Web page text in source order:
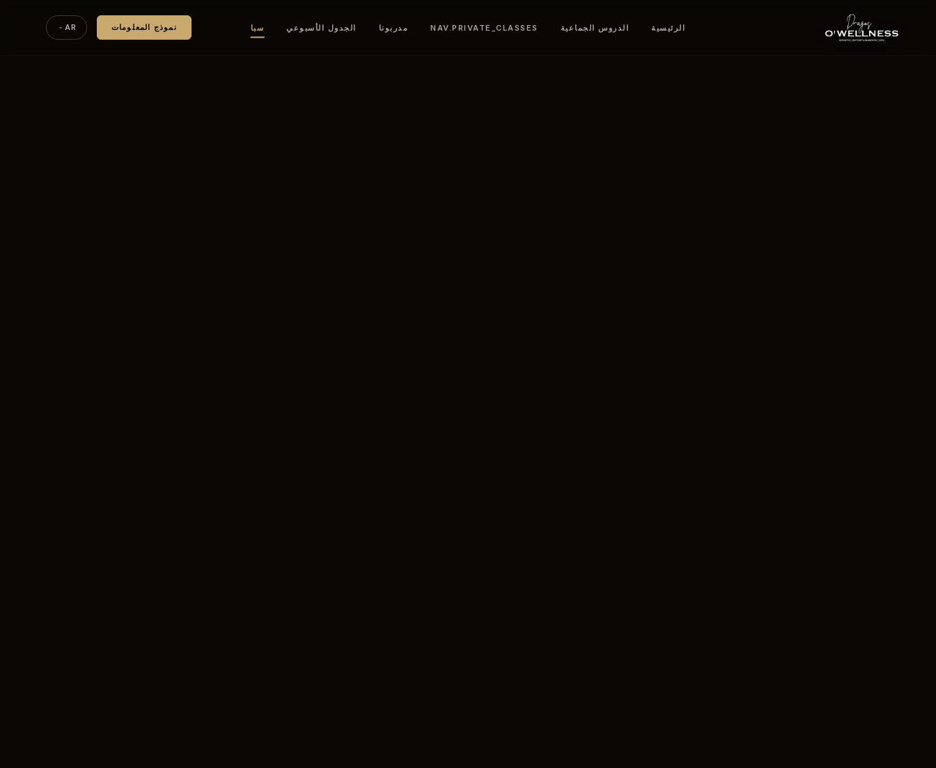
الرئيسية الدروس الجماعية NAV.PRIVATE_CLASSES مدربونا الجدول الأسبوعي سبا نموذج المعلومات AR